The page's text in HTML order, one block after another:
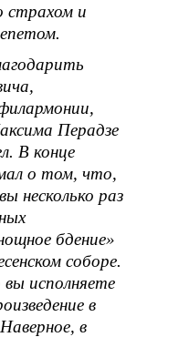
страхом и
Перадзе
В конце
о том, что,
несколько раз
бдение»
соборе.
исполняете
в
в